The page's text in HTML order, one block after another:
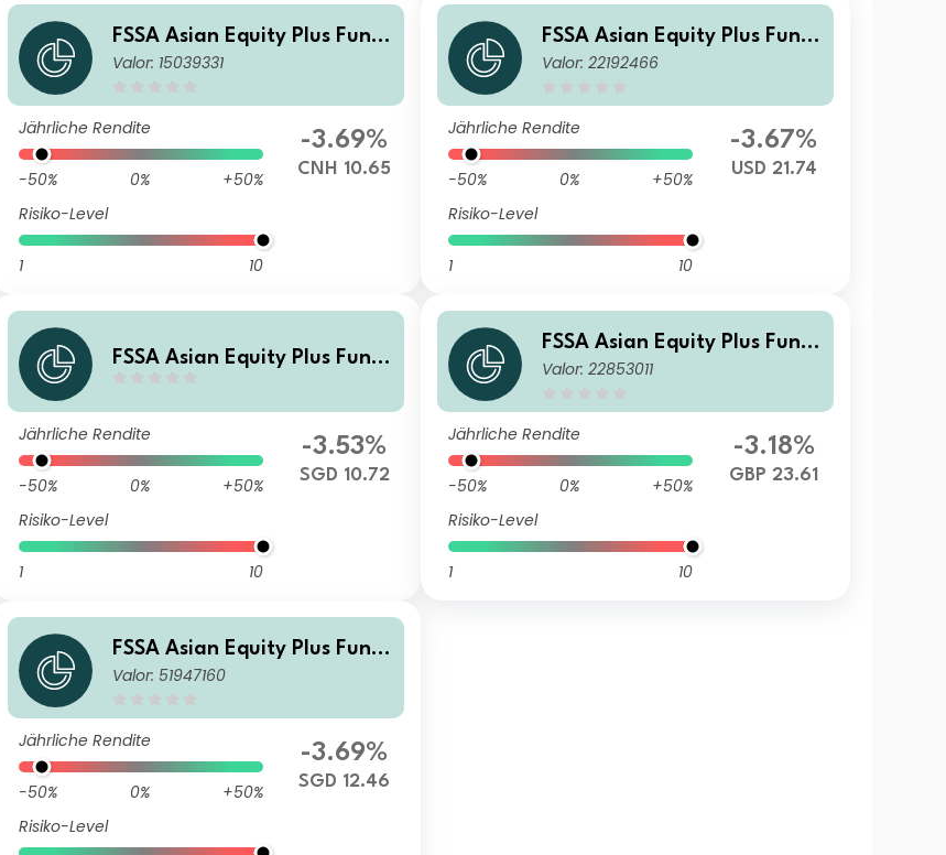
FSSA Asian Equity Plus Fund
Class I Hedged N (M Distribu
Valor: 15039331
Jährliche Rendite
-50% 0%
+50%
Risiko-Level
1 10
-3.69%
CNH 10.65
FSSA Asian Equity Plus Fund
Class III (Distributing) USD
Valor: 22192466
Jährliche Rendite
-50% 0%
+50%
Risiko-Level
1 10
-3.67%
USD 21.74
FSSA Asian Equity Plus Fund
Jährliche Rendite
-50% 0%
+50%
Risiko-Level
1 10
-3.53%
SGD 10.72
FSSA Asian Equity Plus Fund
Class III (Distributing) GBP
Valor: 22853011
Jährliche Rendite
-50% 0%
+50%
Risiko-Level
1 10
-3.18%
GBP 23.61
FSSA Asian Equity Plus Fund
Class I Hedged N (Accumulat
Valor: 51947160
Jährliche Rendite
-50% 0%
+50%
Risiko-Level
-3.69%
SGD 12.46